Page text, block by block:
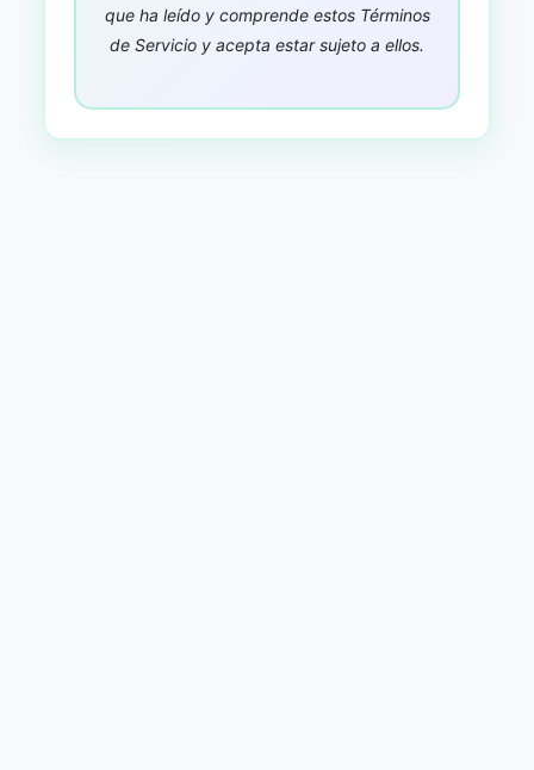
que ha leído y comprende estos Términos
de Servicio y acepta estar sujeto a ellos.